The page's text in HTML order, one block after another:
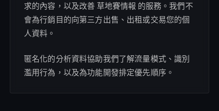
求的內容，以及改善 草地賽情報 的服務。我們不
會為行銷目的向第三方出售、出租或交易您的個
人資料。
匿名化的分析資料協助我們了解流量模式、識別
濫用行為，以及為功能開發排定優先順序。